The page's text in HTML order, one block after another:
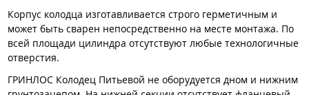
Корпус колодца изготавливается строго герметичным и
может быть сварен непосредственно на месте монтажа. По
всей площади цилиндра отсутствуют любые технологичные
отверстия.
ГРИНЛОС Колодец Питьевой не оборудуется дном и нижним